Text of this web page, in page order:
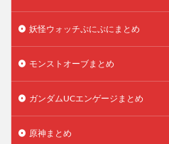
妖怪ウォッチぷにぷにまとめ
モンストオーブまとめ
ガンダムUCエンゲージまとめ
原神まとめ